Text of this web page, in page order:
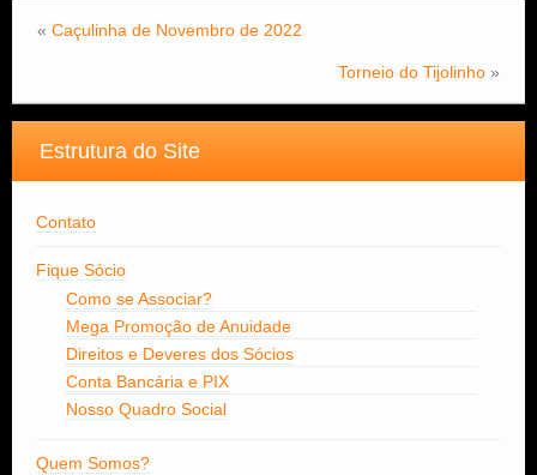
« Caçulinha de Novembro de 2022
Torneio do Tijolinho »
Estrutura do Site
Contato
Fique Sócio
Como se Associar?
Mega Promoção de Anuidade
Direitos e Deveres dos Sócios
Conta Bancária e PIX
Nosso Quadro Social
Quem Somos?